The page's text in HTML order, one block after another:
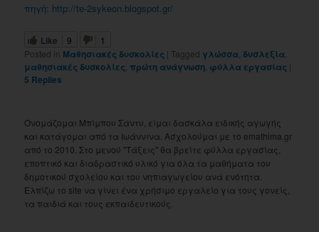
πηγή: http://te-2sykeon.blogspot.gr/
Like 9
1
Posted in Μαθησιακές δυσκολίες | Tagged γλώσσα ,δυσλεξία
μαθησιακές δυσκολίες πρώτη ανάγνωση φύλλα εργασίας |
5 Replies
Ονομάζομαι Μπίμπου Σάντυ, είμαι δασκάλα ειδικής αγωγής
και κατάγομαι από τα Ιωάννινα. Ασχολούμαι με το emathima.gr
από το 2010. Στο μενού "Τάξεις" θα βρείτε φύλλα εργασίας,
εποπτικό και διαδραστικό υλικό για όλα τα μαθήματα του
δημοτικού σχολείου και του νηπιαγωγείου ανά ενότητα.
Ελπίζω το site να γίνει ένα χρήσιμο εργαλείο για τους γονείς,
τα παιδιά και τους εκπαιδευτικούς.